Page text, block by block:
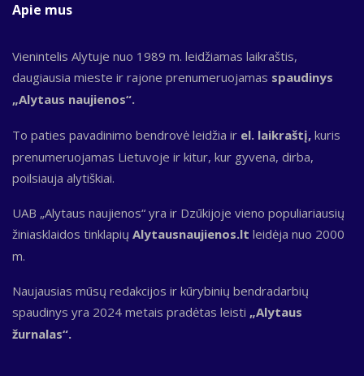
Apie mus
Vienintelis Alytuje nuo 1989 m. leidžiamas laikraštis,
daugiausia mieste ir rajone prenumeruojamas spaudinys
„Alytaus naujienos“.
To paties pavadinimo bendrovė leidžia ir el. laikraštį, kuris
prenumeruojamas Lietuvoje ir kitur, kur gyvena, dirba,
poilsiauja alytiškiai.
UAB „Alytaus naujienos“ yra ir Dzūkijoje vieno populiariausių
žiniasklaidos tinklapių Alytausnaujienos.lt leidėja nuo 2000
m.
Naujausias mūsų redakcijos ir kūrybinių bendradarbių
spaudinys yra 2024 metais pradėtas leisti „Alytaus
žurnalas“.